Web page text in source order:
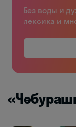
Без воды и
лексика и